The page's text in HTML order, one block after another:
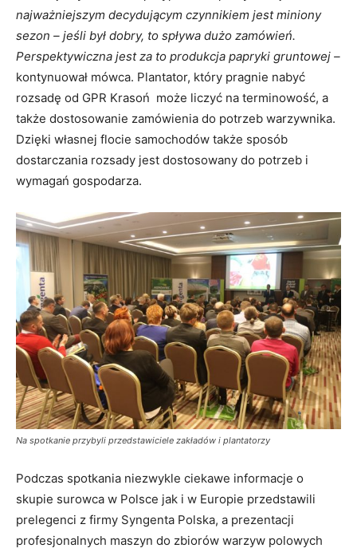
najważniejszym decydującym czynnikiem jest miniony
sezon – jeśli był dobry, to spływa dużo zamówień.
Perspektywiczna jest za to produkcja papryki gruntowej –
kontynuował mówca. Plantator, który pragnie nabyć
rozsadę od GPR Krasoń może liczyć na terminowość, a
także dostosowanie zamówienia do potrzeb warzywnika.
Dzięki własnej flocie samochodów także sposób
dostarczania rozsady jest dostosowany do potrzeb i
wymagań gospodarza.
Na spotkanie przybyli przedstawiciele zakładów i plantatorzy
Podczas spotkania niezwykle ciekawe informacje o
skupie surowca w Polsce jak i w Europie przedstawili
prelegenci z firmy Syngenta Polska, a prezentacji
profesjonalnych maszyn do zbiorów warzyw polowych